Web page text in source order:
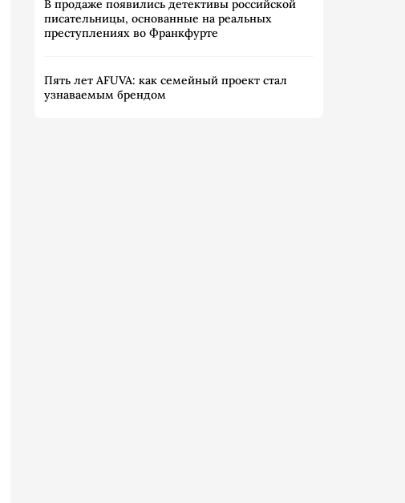
В продаже появились детективы российской
писательницы, основанные на реальных
преступлениях во Франкфурте
Пять лет AFUVA: как семейный проект стал
узнаваемым брендом